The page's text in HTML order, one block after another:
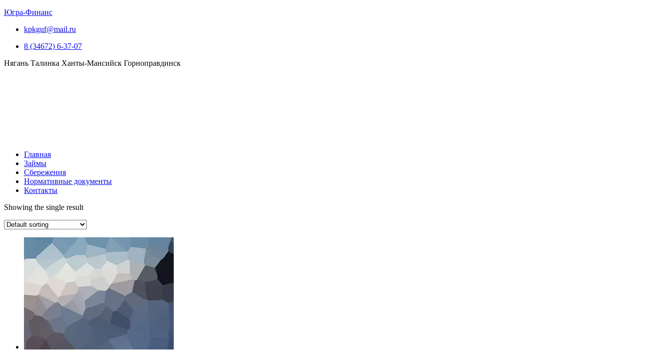
Югра-Финанс
kpkguf@mail.ru
8 (34672) 6-37-07
Нягань Талинка Ханты-Мансийск Горноправдинск
Главная
Займы
Сбережения
Нормативные документы
Контакты
Showing the single result